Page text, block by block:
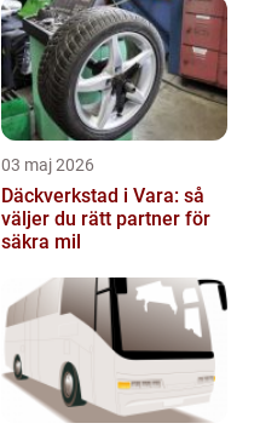
03 maj 2026
Däckverkstad i Vara: så
väljer du rätt partner för
säkra mil